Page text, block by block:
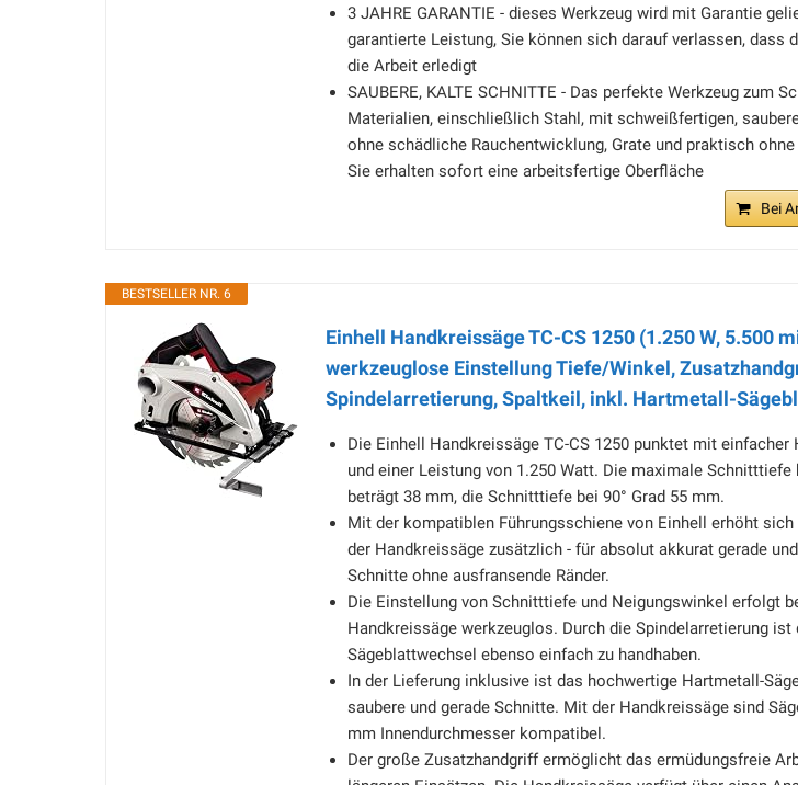
3 JAHRE GARANTIE - dieses Werkzeug wird mit Garantie
garantierte Leistung, Sie können sich darauf verlassen, dass
die Arbeit erledigt
SAUBERE, KALTE SCHNITTE - Das perfekte Werkzeug zum
Materialien, einschließlich Stahl, mit schweißfertigen,
ohne schädliche Rauchentwicklung, Grate und praktisch ohne
Sie erhalten sofort eine arbeitsfertige Oberfläche
Bei
BESTSELLER NR. 6
Einhell Handkreissäge TC-CS 1250 (1.250 W, 5.500
werkzeuglose Einstellung Tiefe/Winkel,
Spindelarretierung, Spaltkeil, inkl. Hartmetall-
Die Einhell Handkreissäge TC-CS 1250 punktet mit einfacher
und einer Leistung von 1.250 Watt. Die maximale Schnitttiefe
beträgt 38 mm, die Schnitttiefe bei 90° Grad 55 mm.
Mit der kompatiblen Führungsschiene von Einhell erhöht
der Handkreissäge zusätzlich - für absolut akkurat gerade
Schnitte ohne ausfransende Ränder.
Die Einstellung von Schnitttiefe und Neigungswinkel erfolgt
Handkreissäge werkzeuglos. Durch die Spindelarretierung ist
Sägeblattwechsel ebenso einfach zu handhaben.
In der Lieferung inklusive ist das hochwertige Hartmetall-
saubere und gerade Schnitte. Mit der Handkreissäge sind
mm Innendurchmesser kompatibel.
Der große Zusatzhandgriff ermöglicht das ermüdungsfreie